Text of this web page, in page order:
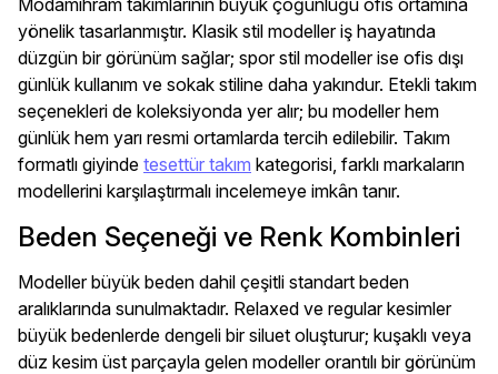
Modamihram takımlarının büyük çoğunluğu ofis ortamına
yönelik tasarlanmıştır. Klasik stil modeller iş hayatında
düzgün bir görünüm sağlar; spor stil modeller ise ofis dışı
günlük kullanım ve sokak stiline daha yakındur. Etekli takım
seçenekleri de koleksiyonda yer alır; bu modeller hem
günlük hem yarı resmi ortamlarda tercih edilebilir. Takım
formatlı giyinde tesettür takım kategorisi, farklı markaların
modellerini karşılaştırmalı incelemeye imkân tanır.
Beden Seçeneği ve Renk Kombinleri
Modeller büyük beden dahil çeşitli standart beden
aralıklarında sunulmaktadır. Relaxed ve regular kesimler
büyük bedenlerde dengeli bir siluet oluşturur; kuşaklı veya
düz kesim üst parçayla gelen modeller orantılı bir görünüm